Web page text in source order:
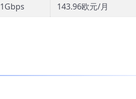
1Gbps 143.96欧元/月